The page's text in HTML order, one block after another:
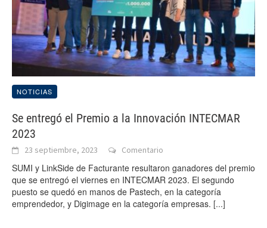
NOTICIAS
Se entregó el Premio a la Innovación INTECMAR
2023
23 septiembre, 2023 Comentario
SUMI y LinkSide de Facturante resultaron ganadores del premio
que se entregó el viernes en INTECMAR 2023. El segundo
puesto se quedó en manos de Pastech, en la categoría
emprendedor, y Digimage en la categoría empresas. [...]